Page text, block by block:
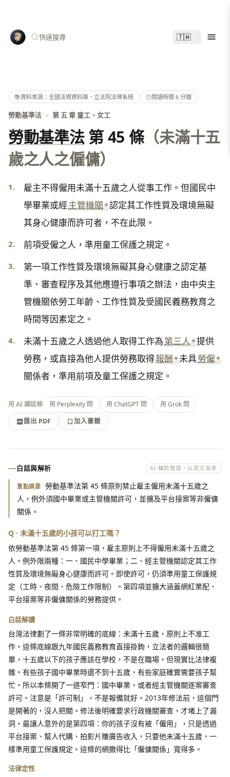
快速搜尋 🇹🇼
📚資料來源：全國法規資料庫、立法院法律系統 🕑閱讀時間 6 分鐘
勞動基準法 › 第 五 章 童工、女工
勞動基準法第 45 條（未滿十五
歲之人之僱傭）
1.
雇主不得僱用未滿十五歲之人從事工作。但國民中
學畢業或經主管機關 認定其工作性質及環境無礙
其身心健康而許可者，不在此限。
2. 前項受僱之人，準用童工保護之規定。
3.
第一項工作性質及環境無礙其身心健康之認定基
準、審查程序及其他應遵行事項之辦法，由中央主
管機關依勞工年齡、工作性質及受國民義務教育之
時間等因素定之。
4. 未滿十五歲之人透過他人取得工作為第三人 提供
勞務，或直接為他人提供勞務取得報酬 未具勞僱
關係者，準用前項及童工保護之規定。
用 AI 讀這條 用 Perplexity 問 用 ChatGPT 問
用 Grok 問
匯出 PDF
加入書籤
匯出 PDF
加入書籤
白話與解析 AI 輔助整理，以原文為準
重點摘要 勞動基準法第 45 條原則禁止雇主僱用未滿十五歲之
人，例外須國中畢業或主管機關許可，並擴及平台接案等非僱傭
關係。
Q · 未滿十五歲的小孩可以打工嗎？
依勞動基準法第 45 條第一項，雇主原則上不得僱用未滿十五歲之
人。例外限兩種：一、國民中學畢業；二、經主管機關認定其工作
性質及環境無礙身心健康而許可。即使許可，仍須準用童工保護規
定（工時、夜間、危險工作限制）。第四項並擴大涵蓋網紅業配、
平台接案等非僱傭關係的勞務提供。
白話解讀
台灣法律劃了一條非常明確的底線：未滿十五歲，原則上不准工
作。這條底線跟九年國民義務教育直接掛鉤，立法者的邏輯很簡
單，十五歲以下的孩子應該在學校，不是在職場。但現實比法律複
雜。有些孩子國中畢業時還不到十五歲，有些家庭確實需要孩子幫
忙。所以本條開了一道窄門：國中畢業，或者經主管機關逐案審查
許可。注意是「許可制」，不是報備就好。2013年修法前，這個門
是開著的，沒人把關。修法後明確要求行政機關審查，才堵上了漏
洞。最讓人意外的是第四項：你的孩子沒有被「僱用」，只是透過
平台接案、幫人代購、拍影片賺廣告收入，只要他未滿十五歲，一
樣準用童工保護規定。這條的網撒得比「僱傭關係」寬得多。
法律定性